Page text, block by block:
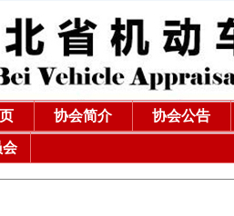
协会简介 协会公告
会